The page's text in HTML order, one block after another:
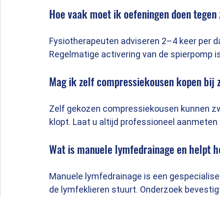
Hoe vaak moet ik oefeningen doen
Fysiotherapeuten adviseren 2–4 keer per
Regelmatige activering van de spierpomp
Mag ik zelf compressiekousen kopen bij
Zelf gekozen compressiekousen kunnen
klopt. Laat u altijd professioneel
Wat is manuele lymfedrainage en helpt
Manuele lymfedrainage is een
de lymfeklieren stuurt. Onderzoek